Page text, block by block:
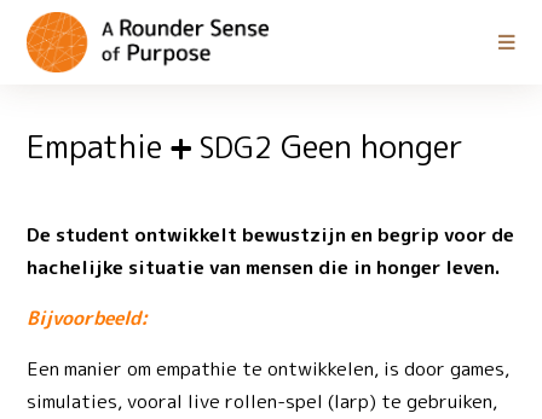
Empathie SDG2 Geen honger
De student ontwikkelt bewustzijn en begrip voor de
hachelijke situatie van mensen die in honger leven.
Bijvoorbeeld:
Een manier om empathie te ontwikkelen, is door games,
simulaties, vooral live rollen-spel (larp) te gebruiken,